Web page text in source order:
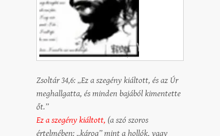
Zsoltár 34,6: „Ez a szegény kiáltott, és az Úr
meghallgatta, és minden bajából kimentette
őt.”
Ez a szegény kiáltott, (a szó szoros
értelmében: „károg” mint a hollók, vagy